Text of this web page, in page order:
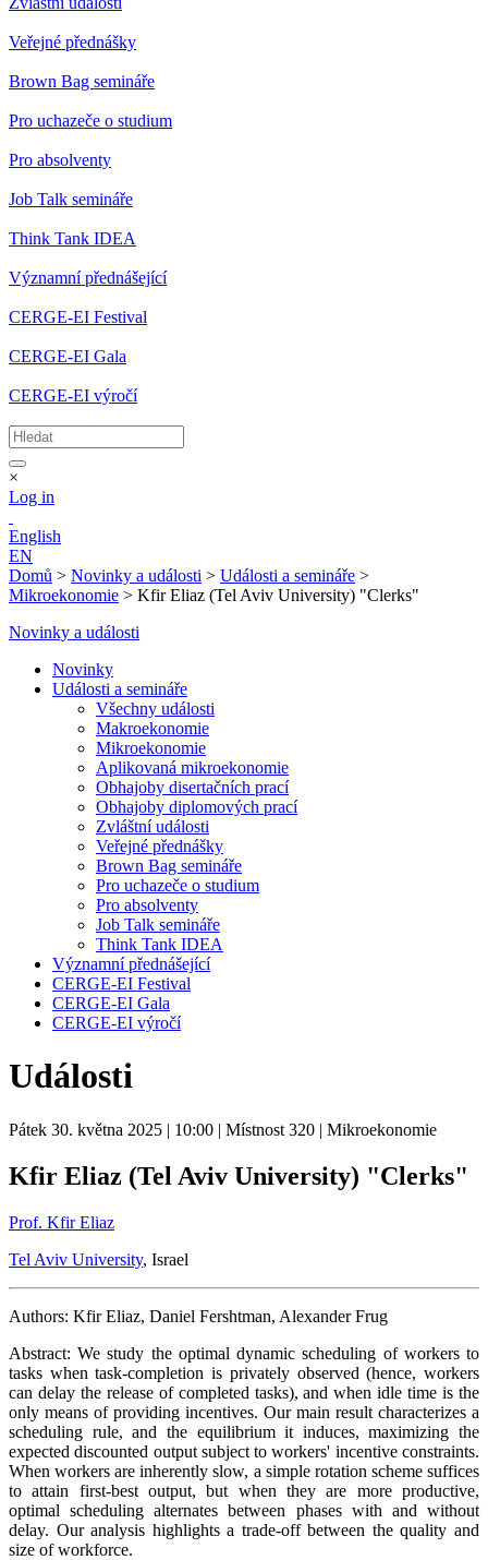
Veřejné přednášky
Brown Bag semináře
Pro uchazeče o studium
Pro absolventy
Job Talk semináře
Think Tank IDEA
Významní přednášející
CERGE-EI Festival
CERGE-EI Gala
CERGE-EI výročí
×
Log in
English
EN
Domů > Novinky a události > Události a semináře >
Mikroekonomie > Kfir Eliaz (Tel Aviv University) "Clerks"
Novinky a události
Novinky
Události a semináře
Všechny události
Makroekonomie
Mikroekonomie
Aplikovaná mikroekonomie
Obhajoby disertačních prací
Obhajoby diplomových prací
Zvláštní události
Veřejné přednášky
Brown Bag semináře
Pro uchazeče o studium
Pro absolventy
Job Talk semináře
Think Tank IDEA
Významní přednášející
CERGE-EI Festival
CERGE-EI Gala
CERGE-EI výročí
Události
Pátek 30. května 2025 | 10:00 | Místnost 320 | Mikroekonomie
Kfir Eliaz (Tel Aviv University) "Clerks"
Prof. Kfir Eliaz
Tel Aviv University, Israel
Authors: Kfir Eliaz, Daniel Fershtman, Alexander Frug
Abstract: We study the optimal dynamic scheduling of workers to
tasks when task-completion is privately observed (hence, workers
can delay the release of completed tasks), and when idle time is the
only means of providing incentives. Our main result characterizes a
scheduling rule, and the equilibrium it induces, maximizing the
expected discounted output subject to workers' incentive constraints.
When workers are inherently slow, a simple rotation scheme suffices
to attain first-best output, but when they are more productive,
optimal scheduling alternates between phases with and without
delay. Our analysis highlights a trade-off between the quality and
size of workforce.